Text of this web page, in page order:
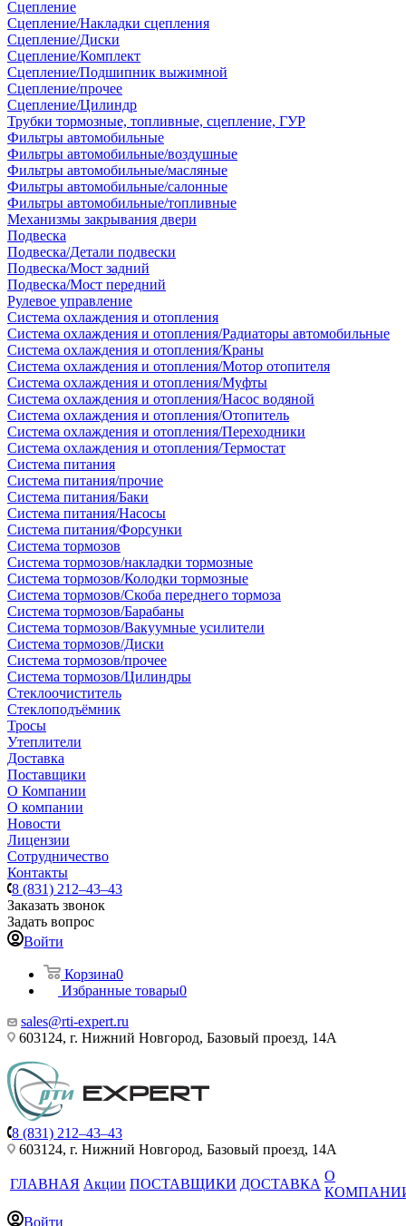
Сцепление
Сцепление/Накладки сцепления
Сцепление/Диски
Сцепление/Комплект
Сцепление/Подшипник выжимной
Сцепление/прочее
Сцепление/Цилиндр
Трубки тормозные, топливные, сцепление, ГУР
Фильтры автомобильные
Фильтры автомобильные/воздушные
Фильтры автомобильные/масляные
Фильтры автомобильные/салонные
Фильтры автомобильные/топливные
Механизмы закрывания двери
Подвеска
Подвеска/Детали подвески
Подвеска/Мост задний
Подвеска/Мост передний
Рулевое управление
Система охлаждения и отопления
Система охлаждения и отопления/Радиаторы автомобильные
Система охлаждения и отопления/Краны
Система охлаждения и отопления/Мотор отопителя
Система охлаждения и отопления/Муфты
Система охлаждения и отопления/Насос водяной
Система охлаждения и отопления/Отопитель
Система охлаждения и отопления/Переходники
Система охлаждения и отопления/Термостат
Система питания
Система питания/прочие
Система питания/Баки
Система питания/Насосы
Система питания/Форсунки
Система тормозов
Система тормозов/накладки тормозные
Система тормозов/Колодки тормозные
Система тормозов/Скоба переднего тормоза
Система тормозов/Барабаны
Система тормозов/Вакуумные усилители
Система тормозов/Диски
Система тормозов/прочее
Система тормозов/Цилиндры
Стеклоочиститель
Стеклоподъёмник
Тросы
Утеплители
Доставка
Поставщики
О Компании
О компании
Новости
Лицензии
Сотрудничество
Контакты
8 (831) 212–43–43
Заказать звонок
Задать вопрос
Войти
Корзина0
Избранные товары0
sales@rti-expert.ru
603124, г. Нижний Новгород, Базовый проезд, 14А
8 (831) 212–43–43
603124, г. Нижний Новгород, Базовый проезд, 14А
ГЛАВНАЯ Акции ПОСТАВЩИКИ ДОСТАВКА
О
Войти